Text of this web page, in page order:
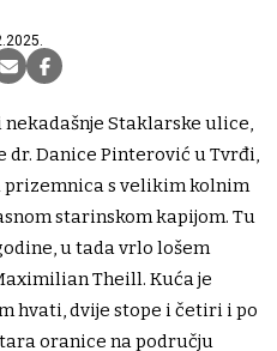
Staklarske ulice,
dr. Danice Pinterović u Tvrđi,
prizemnica s velikim kolnim
starinskom kapijom. Tu
u tada vrlo lošem
Theill. Kuća je
hvati, dvije stope i četiri i po
oranice na području